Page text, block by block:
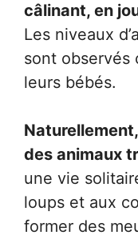
câlinant, en
Les niveaux
sont observés
leurs bébés.
des animaux
une vie
loups et aux
former des